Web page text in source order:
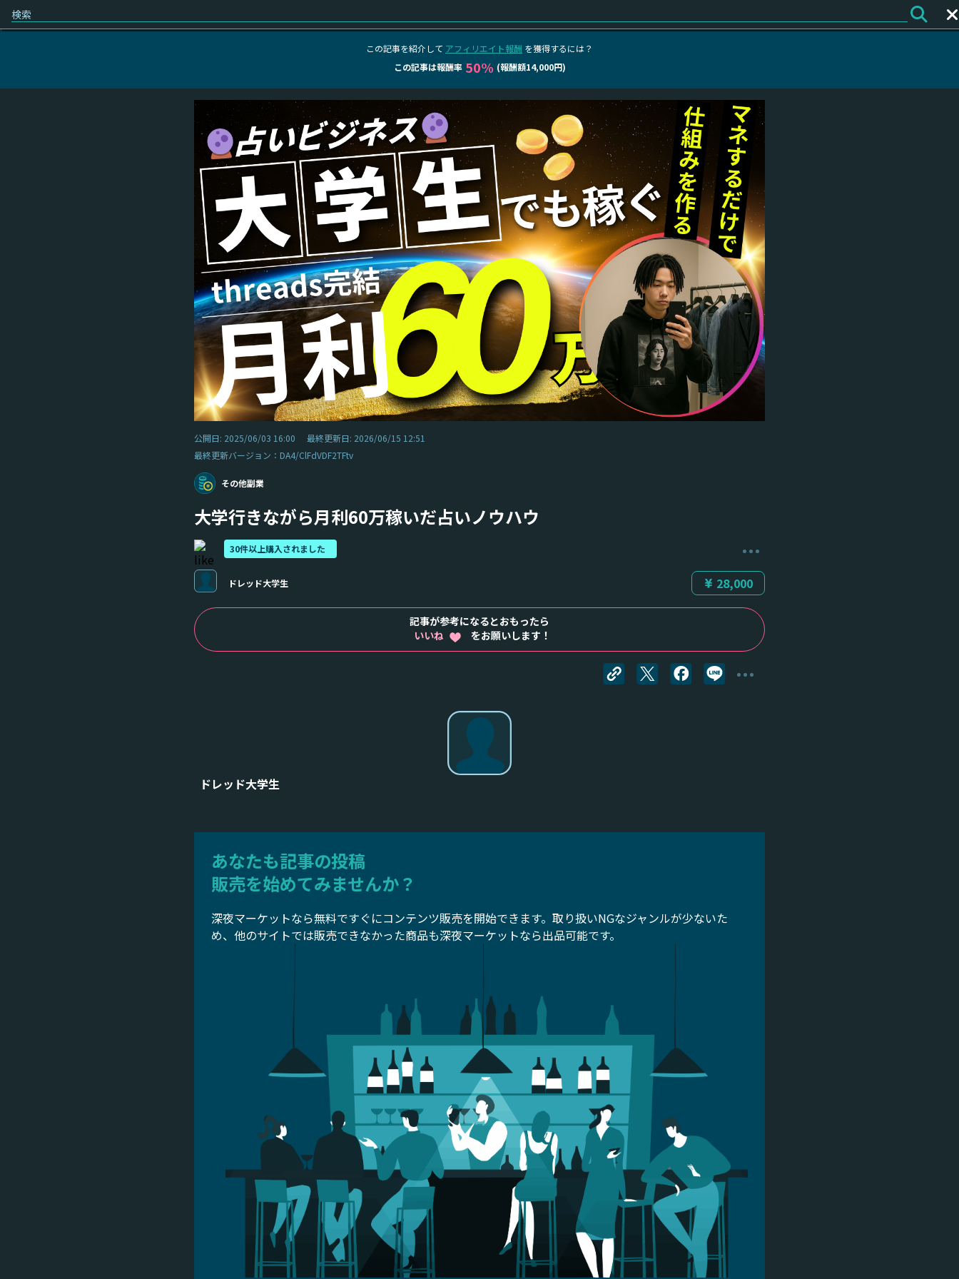
会員登録
この記事を紹介して アフィリエイト報酬 を獲得するには？
この記事は報酬率 50% (報酬額14,000円)
公開日: 2025/06/03 16:00
最終更新日: 2026/06/15 12:51
最終更新バージョン：DA4/ClFdVDF2TFtv
その他副業
大学行きながら月利60万稼いだ占いノウハウ
30件以上購入されました
ドレッド大学生 28,000
記事が参考になるとおもったら
いいね
をお願いします！
ドレッド大学生
あなたも記事の投稿
販売を始めてみませんか？
深夜マーケットなら無料ですぐにコンテンツ販売を開始できます。取り扱いNGなジャンルが少ないた
め、他のサイトでは販売できなかった商品も深夜マーケットなら出品可能です。